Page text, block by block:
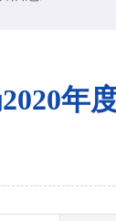
年